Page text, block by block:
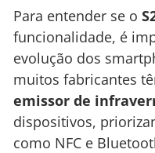
Para entender se o
funcionalidade, é
evolução dos
muitos fabricantes
emissor de
dispositivos,
como NFC e